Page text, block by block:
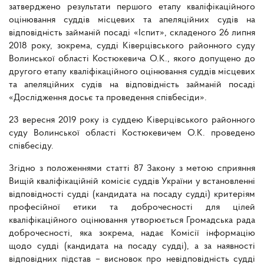
затверджено результати першого етапу кваліфікаційного
оцінювання суддів місцевих та апеляційних судів на
відповідність займаній посаді «Іспит», складеного 26 липня
2018 року, зокрема, судді Ківерцівського районного суду
Волинської області Костюкевича О.К., якого допущено до
другого етапу кваліфікаційного оцінювання суддів місцевих
та апеляційних судів на відповідність займаній посаді
«Дослідження досьє та проведення співбесіди».
23 вересня 2019 року із суддею Ківерцівського районного
суду Волинської області Костюкевичем О.К. проведено
співбесіду.
Згідно з положеннями статті 87 Закону з метою сприяння
Вищій кваліфікаційній комісіє суддів України у встановленні
відповідності судді (кандидата на посаду судді) критеріям
професійної етики та доброчесності для цілей
кваліфікаційного оцінювання утворюється Громадська рада
доброчесності, яка зокрема, надає Комісії інформацію
щодо судді (кандидата на посаду судді), а за наявності
відповідних підстав – висновок про невідповідність судді